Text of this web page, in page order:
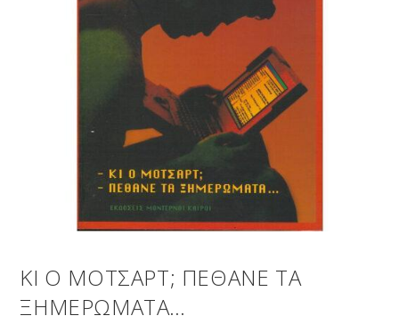
ΚΙ Ο ΜΟΤΣΑΡΤ; ΠΕΘΑΝΕ ΤΑ
ΞΗΜΕΡΩΜΑΤΑ…